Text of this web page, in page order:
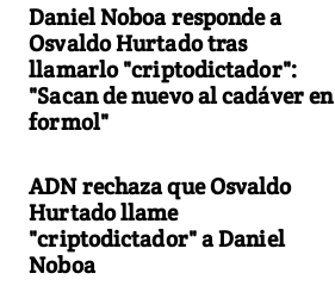
Daniel Noboa responde a
Osvaldo Hurtado tras
llamarlo "criptodictador":
"Sacan de nuevo al cadáver en
formol"
ADN rechaza que Osvaldo
Hurtado llame
"criptodictador" a Daniel
Noboa